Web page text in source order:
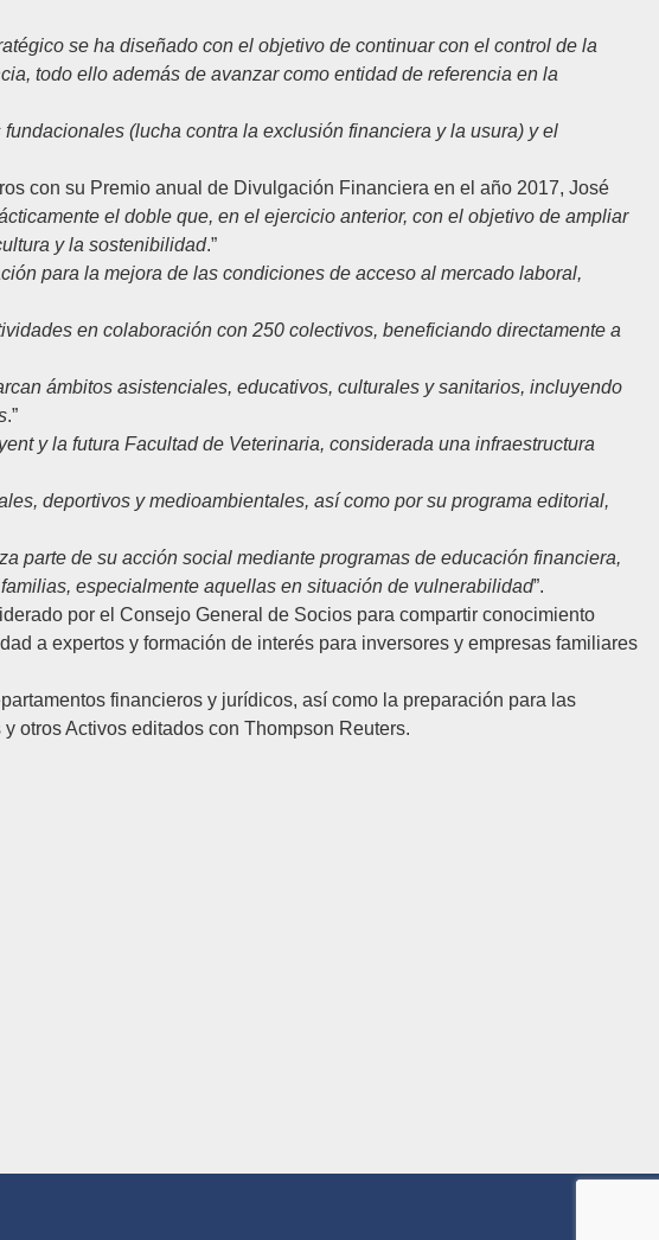
se ha diseñado con el objetivo de continuar con el control de la
todo ello además de avanzar como entidad de referencia en la
(lucha contra la exclusión financiera y la usura) y el
con su Premio anual de Divulgación Financiera en el año 2017, José
el doble que, en el ejercicio anterior, con el objetivo de ampliar
y la sostenibilidad.”
para la mejora de las condiciones de acceso al mercado laboral,
en colaboración con 250 colectivos, beneficiando directamente a
ámbitos asistenciales, educativos, culturales y sanitarios, incluyendo
.”
y la futura Facultad de Veterinaria, considerada una infraestructura
deportivos y medioambientales, así como por su programa editorial,
parte de su acción social mediante programas de educación financiera,
especialmente aquellas en situación de vulnerabilidad”.
por el Consejo General de Socios para compartir conocimiento
a expertos y formación de interés para inversores y empresas familiares
financieros y jurídicos, así como la preparación para las
otros Activos editados con Thompson Reuters.